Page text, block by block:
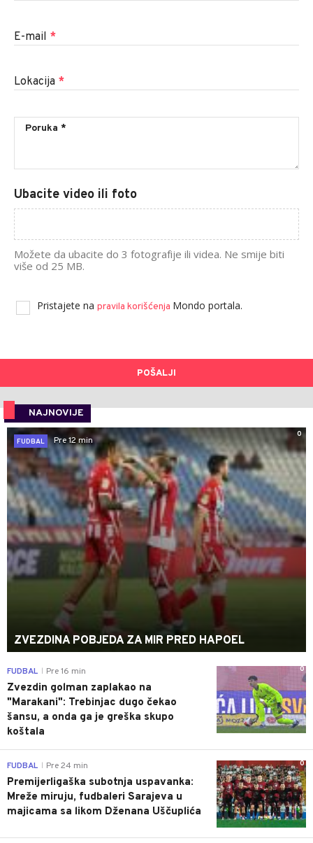
E-mail *
Lokacija *
Ubacite video ili foto
Možete da ubacite do 3 fotografije ili videa. Ne smije biti
više od 25 MB.
Pristajete na pravila korišćenja Mondo portala.
POŠALJI
NAJNOVIJE
0
FUDBAL
Pre 12 min
ZVEZDINA POBJEDA ZA MIR PRED HAPOEL
0
FUDBAL Pre 16 min
Zvezdin golman zaplakao na
"Marakani": Trebinjac dugo čekao
šansu, a onda ga je greška skupo
koštala
0
FUDBAL Pre 24 min
Premijerligaška subotnja uspavanka:
Mreže miruju, fudbaleri Sarajeva u
majicama sa likom Dženana Uščuplića